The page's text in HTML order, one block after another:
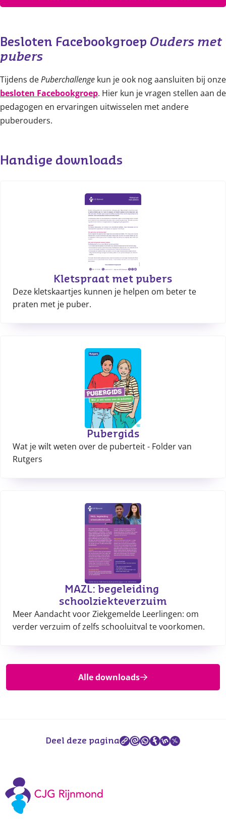
Besloten Facebookgroep Ouders met
pubers
Tijdens dePuberchallenge kun je ook nog aansluiten bij onze
besloten Facebookgroep. Hier kun je vragen stellen aan de
pedagogen en ervaringen uitwisselen met andere
puberouders.
Handige downloads
Kletspraat met pubers
Deze kletskaartjes kunnen je helpen om beter te
praten met je puber.
Pubergids
Wat je wilt weten over de puberteit - Folder van
Rutgers
MAZL: begeleiding
schoolziekteverzuim
Meer Aandacht voor Ziekgemelde Leerlingen: om
verder verzuim of zelfs schooluitval te voorkomen.
Alle downloads
Deel deze pagina